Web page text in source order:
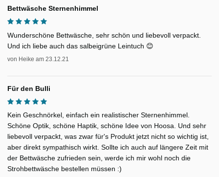
Bettwäsche Sternenhimmel
Wunderschöne Bettwäsche, sehr schön und liebevoll verpackt.
Und ich liebe auch das salbeigrüne Leintuch 😊
von Heike am 23.12.21
Für den Bulli
Kein Geschnörkel, einfach ein realistischer Sternenhimmel.
Schöne Optik, schöne Haptik, schöne Idee von Hoosa. Und sehr
liebevoll verpackt, was zwar für's Produkt jetzt nicht so wichtig ist,
aber direkt sympathisch wirkt. Sollte ich auch auf längere Zeit mit
der Bettwäsche zufrieden sein, werde ich mir wohl noch die
Strohbettwäsche bestellen müssen :)